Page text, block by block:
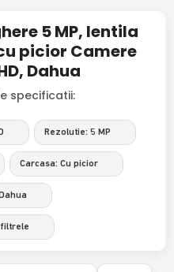
5 MP, lentila
picior Camere
Dahua
specificatii:
Rezolutie: 5 MP
Carcasa: Cu picior